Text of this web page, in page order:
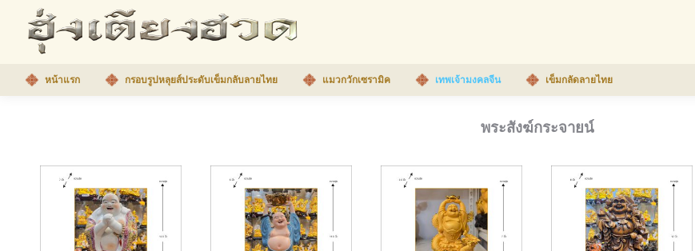
หน้าแรก กรอบรูปหลุยส์ประดับเข็มกลับลายไทย แมวกวักเซรามิค เทพเจ้ามงคลจีน เข็มกลัดลายไทย
พระสังฆ์กระจายน์